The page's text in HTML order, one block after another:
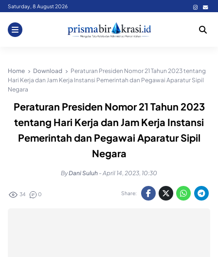
Skip
content
Saturday, 8 August 2026
Home Download
Peraturan Presiden Nomor 21 Tahun 2023 tentang
Hari Kerja dan Jam Kerja Instansi Pemerintah dan Pegawai Aparatur Sipil
Negara
Peraturan Presiden Nomor 21 Tahun 2023
tentang Hari Kerja dan Jam Kerja Instansi
Pemerintah dan Pegawai Aparatur Sipil
Negara
ByDani Suluh - April 14, 2023, 10:30
34 0 Share: